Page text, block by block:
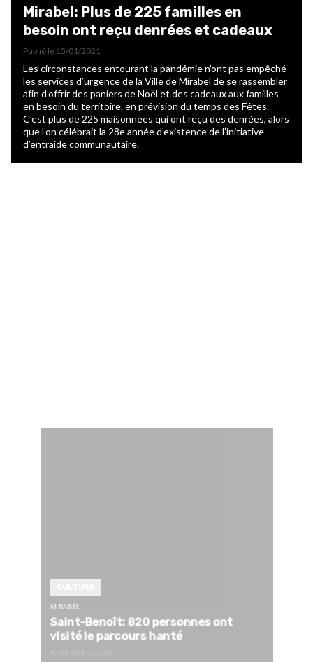
Mirabel: Plus de 225 familles en
besoin ont reçu denrées et cadeaux
Publié le 15/01/2021
Les circonstances entourant la pandémie n’ont pas empêché
les services d’urgence de la Ville de Mirabel de se rassembler
afin d’offrir des paniers de Noël et des cadeaux aux familles
en besoin du territoire, en prévision du temps des Fêtes.
C’est plus de 225 maisonnées qui ont reçu des denrées, alors
que l’on célébrait la 28e année d’existence de l’initiative
d’entraide communautaire.
MIRABEL
Saint-Benoît: 820 personnes ont
visité le parcours hanté